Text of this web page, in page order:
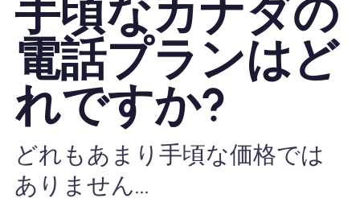
eSIMについて
Nomad eSIMを使用する理由
eSIMの使用
手頃なカナダの
電話プランはど
れですか?
どれもあまり手頃な価格では
ありません...